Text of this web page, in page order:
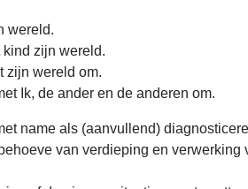
wereld.
zijn wereld.
zijn wereld om.
Ik, de ander en de anderen om.
name als (aanvullend)
van verdieping en